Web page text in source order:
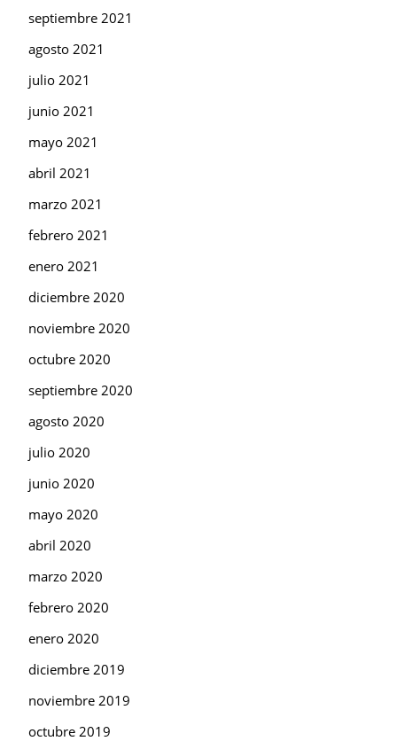
septiembre 2021
agosto 2021
julio 2021
junio 2021
mayo 2021
abril 2021
marzo 2021
febrero 2021
enero 2021
diciembre 2020
noviembre 2020
octubre 2020
septiembre 2020
agosto 2020
julio 2020
junio 2020
mayo 2020
abril 2020
marzo 2020
febrero 2020
enero 2020
diciembre 2019
noviembre 2019
octubre 2019